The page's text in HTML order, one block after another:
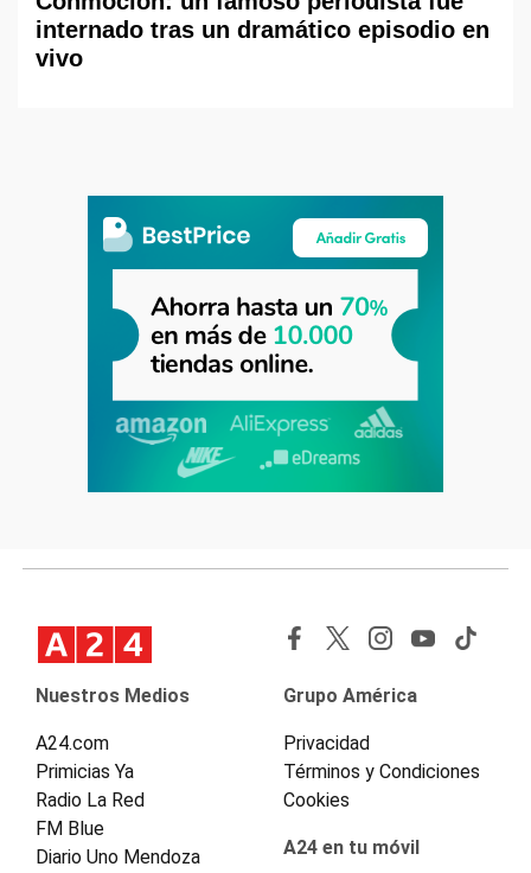
internado tras un dramático episodio en
vivo
Nuestros Medios
A24.com
Primicias Ya
Radio La Red
FM Blue
Diario Uno Mendoza
Grupo América
Privacidad
Términos y Condiciones
Cookies
A24 en tu móvil